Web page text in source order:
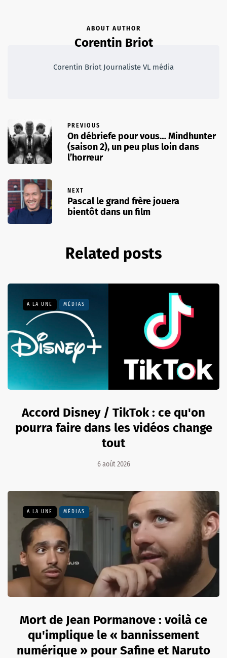
ABOUT AUTHOR
Corentin Briot
Corentin Briot Journaliste VL média
PREVIOUS
On débriefe pour vous… Mindhunter
(saison 2), un peu plus loin dans
l’horreur
NEXT
Pascal le grand frère jouera
bientôt dans un film
Related posts
A LA UNE MÉDIAS
Accord Disney / TikTok : ce qu'on
pourra faire dans les vidéos change
tout
6 août 2026
A LA UNE MÉDIAS
Mort de Jean Pormanove : voilà ce
qu'implique le « bannissement
numérique » pour Safine et Naruto